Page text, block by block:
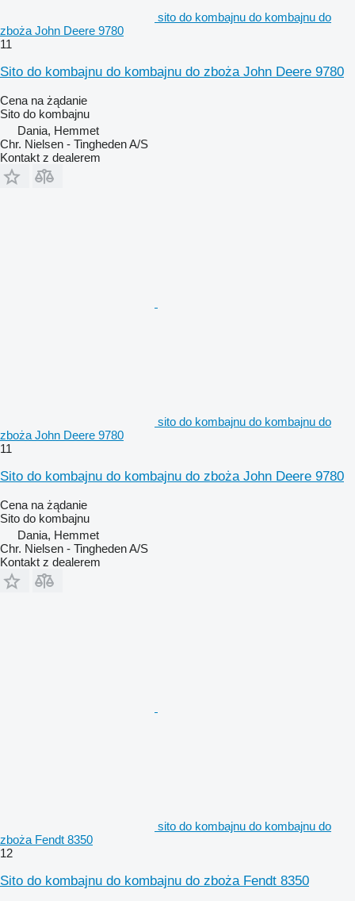
sito do kombajnu do kombajnu do
zboża John Deere 9780
11
Sito do kombajnu do kombajnu do zboża John Deere 9780
Cena na żądanie
Sito do kombajnu
Dania, Hemmet
Chr. Nielsen - Tingheden A/S
Kontakt z dealerem
sito do kombajnu do kombajnu do
zboża John Deere 9780
11
Sito do kombajnu do kombajnu do zboża John Deere 9780
Cena na żądanie
Sito do kombajnu
Dania, Hemmet
Chr. Nielsen - Tingheden A/S
Kontakt z dealerem
sito do kombajnu do kombajnu do
zboża Fendt 8350
12
Sito do kombajnu do kombajnu do zboża Fendt 8350